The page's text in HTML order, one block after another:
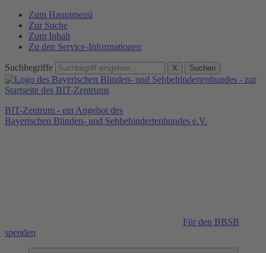
Zum Hauptmenü
Zur Suche
Zum Inhalt
Zu den Service-Informationen
Suchbegriffe X Suchen
BIT-Zentrum - ein Angebot des
Bayerischen Blinden- und Sehbehindertenbundes e.V.
Für den BBSB
spenden